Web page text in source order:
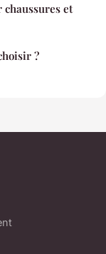
et
?